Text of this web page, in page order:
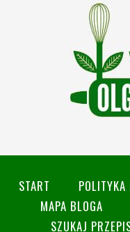
START POLITYKA
MAPA BLOGA
SZUKAJ